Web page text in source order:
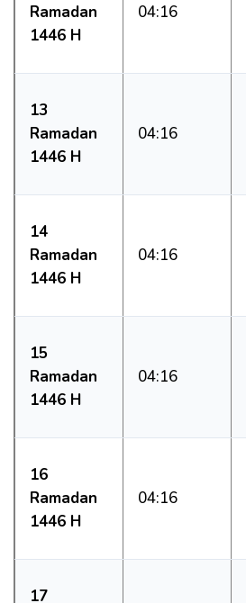
Ramadan
1446 H
04:16
13
Ramadan
1446 H
04:16
14
Ramadan
1446 H
04:16
15
Ramadan
1446 H
04:16
16
Ramadan
1446 H
04:16
17